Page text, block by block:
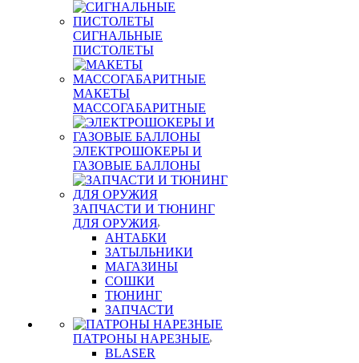
СИГНАЛЬНЫЕ
ПИСТОЛЕТЫ
МАКЕТЫ
МАССОГАБАРИТНЫЕ
ЭЛЕКТРОШОКЕРЫ И
ГАЗОВЫЕ БАЛЛОНЫ
ЗАПЧАСТИ И ТЮНИНГ
ДЛЯ ОРУЖИЯ
АНТАБКИ
ЗАТЫЛЬНИКИ
МАГАЗИНЫ
СОШКИ
ТЮНИНГ
ЗАПЧАСТИ
ПАТРОНЫ НАРЕЗНЫЕ
BLASER